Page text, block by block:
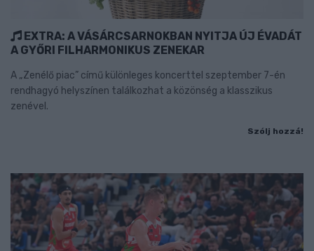
EXTRA: A VÁSÁRCSARNOKBAN NYITJA ÚJ ÉVADÁT
A GYŐRI FILHARMONIKUS ZENEKAR
A „Zenélő piac” című különleges koncerttel szeptember 7-én
rendhagyó helyszínen találkozhat a közönség a klasszikus
zenével.
Szólj hozzá!